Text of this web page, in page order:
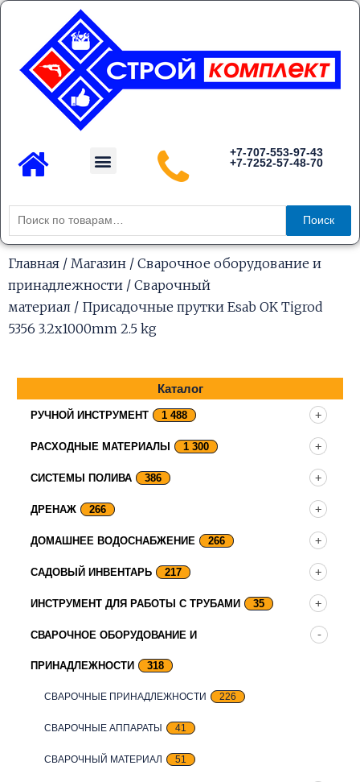
Перейти
содержимому
Menu
+7-707-553-97-43
+7-7252-57-48-70
Искать:
Поиск
Главная / Магазин / Сварочное оборудование и
принадлежности / Сварочный
материал / Присадочные прутки Esab OK Tigrod
5356 3.2х1000mm 2.5 kg
Каталог
РУЧНОЙ ИНСТРУМЕНТ 1 488
РАСХОДНЫЕ МАТЕРИАЛЫ 1 300
СИСТЕМЫ ПОЛИВА 386
ДРЕНАЖ 266
ДОМАШНЕЕ ВОДОСНАБЖЕНИЕ 266
САДОВЫЙ ИНВЕНТАРЬ 217
ИНСТРУМЕНТ ДЛЯ РАБОТЫ С ТРУБАМИ 35
СВАРОЧНОЕ ОБОРУДОВАНИЕ И
ПРИНАДЛЕЖНОСТИ 318
СВАРОЧНЫЕ ПРИНАДЛЕЖНОСТИ 226
СВАРОЧНЫЕ АППАРАТЫ 41
СВАРОЧНЫЙ МАТЕРИАЛ 51